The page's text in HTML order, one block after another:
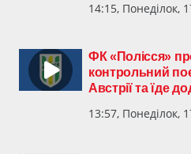
14:15, Понеділок,
ФК «Полісся»
контрольний
Австрії та їде
13:57, Понеділок,